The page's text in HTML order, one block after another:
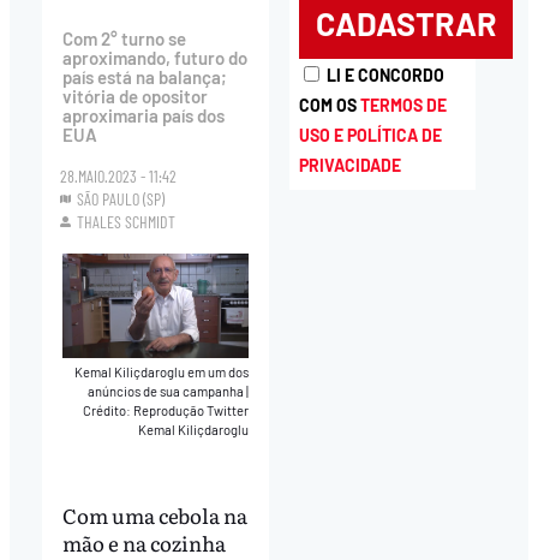
Com 2° turno se
aproximando, futuro do
país está na balança;
vitória de opositor
aproximaria país dos
EUA
28.MAIO.2023 - 11:42
SÃO PAULO (SP)
THALES SCHMIDT
Kemal Kiliçdaroglu em um dos
anúncios de sua campanha
Crédito: Reprodução Twitter
Kemal Kiliçdaroglu
Com uma cebola na
mão e na cozinha
LI E CONCORDO
COM OSTERMOS DE
USO E POLÍTICA DE
PRIVACIDADE